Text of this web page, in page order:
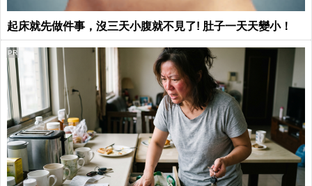
起床就先做件事，沒三天小腹就不見了! 肚子一天天變小！
PR